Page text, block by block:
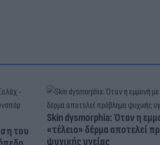
του
Skin dysmorphia: Όταν η
«τέλειο» δέρμα αποτελεί
ψυχικής υγείας